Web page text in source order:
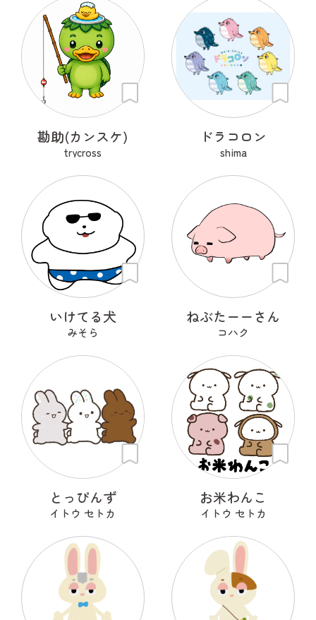
勘助(カンスケ)
trycross
ドラコロン
shima
いけてる犬
みそら
ねぶたーーさん
コハク
とっぴんず
イトウ セトカ
お米わんこ
イトウ セトカ